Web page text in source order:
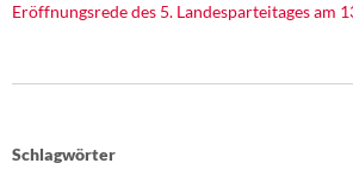
Eröffnungsrede des 5. Landesparteitages am
Schlagwörter